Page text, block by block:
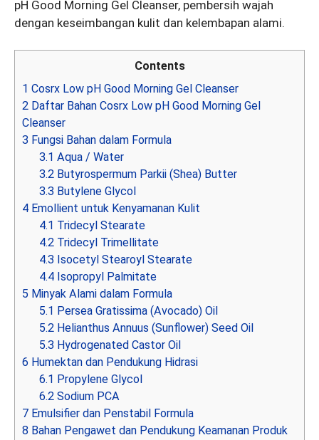
pH Good Morning Gel Cleanser, pembersih wajah
dengan keseimbangan kulit dan kelembapan alami.
Contents
1 Cosrx Low pH Good Morning Gel Cleanser
2 Daftar Bahan Cosrx Low pH Good Morning Gel
Cleanser
3 Fungsi Bahan dalam Formula
3.1 Aqua / Water
3.2 Butyrospermum Parkii (Shea) Butter
3.3 Butylene Glycol
4 Emollient untuk Kenyamanan Kulit
4.1 Tridecyl Stearate
4.2 Tridecyl Trimellitate
4.3 Isocetyl Stearoyl Stearate
4.4 Isopropyl Palmitate
5 Minyak Alami dalam Formula
5.1 Persea Gratissima (Avocado) Oil
5.2 Helianthus Annuus (Sunflower) Seed Oil
5.3 Hydrogenated Castor Oil
6 Humektan dan Pendukung Hidrasi
6.1 Propylene Glycol
6.2 Sodium PCA
7 Emulsifier dan Penstabil Formula
8 Bahan Pengawet dan Pendukung Keamanan Produk